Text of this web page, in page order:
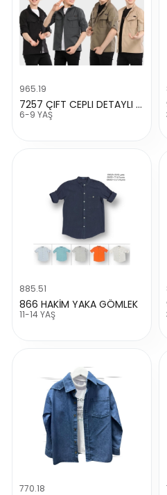
965.19
7257 ÇIFT CEPLI DETAYLI GÖMLEK TAKIM
6-9 YAŞ
885.51
866 HAKİM YAKA GÖMLEK
11-14 YAŞ
770.18